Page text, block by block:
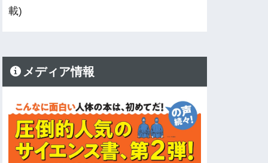
載)
メディア情報